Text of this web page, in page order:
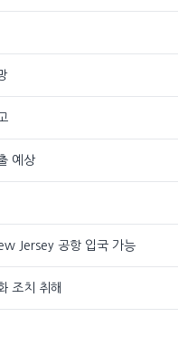
예상
Jersey 공항 입국 가능
조치 취해